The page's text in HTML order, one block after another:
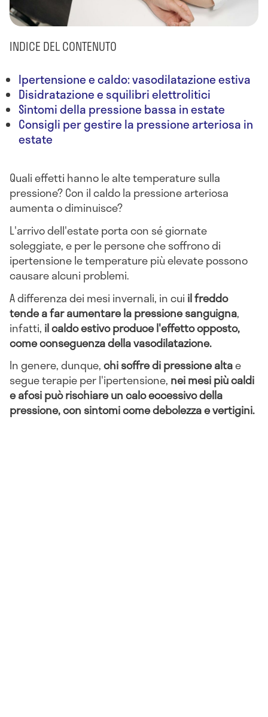
INDICE DEL CONTENUTO
Ipertensione e caldo: vasodilatazione estiva
Disidratazione e squilibri elettrolitici
Sintomi della pressione bassa in estate
Consigli per gestire la pressione arteriosa in
estate
Quali effetti hanno le alte temperature sulla
pressione? Con il caldo la pressione arteriosa
aumenta o diminuisce?
L'arrivo dell'estate porta con sé giornate
soleggiate, e per le persone che soffrono di
ipertensione le temperature più elevate possono
causare alcuni problemi.
A differenza dei mesi invernali, in cui il freddo
tende a far aumentare la pressione sanguigna,
infatti, il caldo estivo produce l'effetto opposto,
come conseguenza della vasodilatazione.
In genere, dunque,chi soffre di pressione altae
segue terapie per l'ipertensione, nei mesi più caldi
e afosi può rischiare un calo eccessivo della
pressione, con sintomi come debolezza e vertigini.